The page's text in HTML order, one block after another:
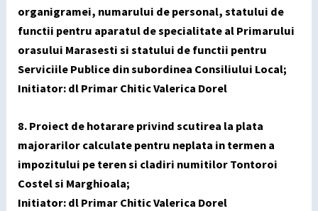
organigramei, numarului de personal, statului de
functii pentru aparatul de specialitate al Primarului
orasului Marasesti si statului de functii pentru
Serviciile Publice din subordinea Consiliului Local;
Initiator: dl Primar Chitic Valerica Dorel
8. Proiect de hotarare privind scutirea la plata
majorarilor calculate pentru neplata in termen a
impozitului pe teren si cladiri numitilor Tontoroi
Costel si Marghioala;
Initiator: dl Primar Chitic Valerica Dorel